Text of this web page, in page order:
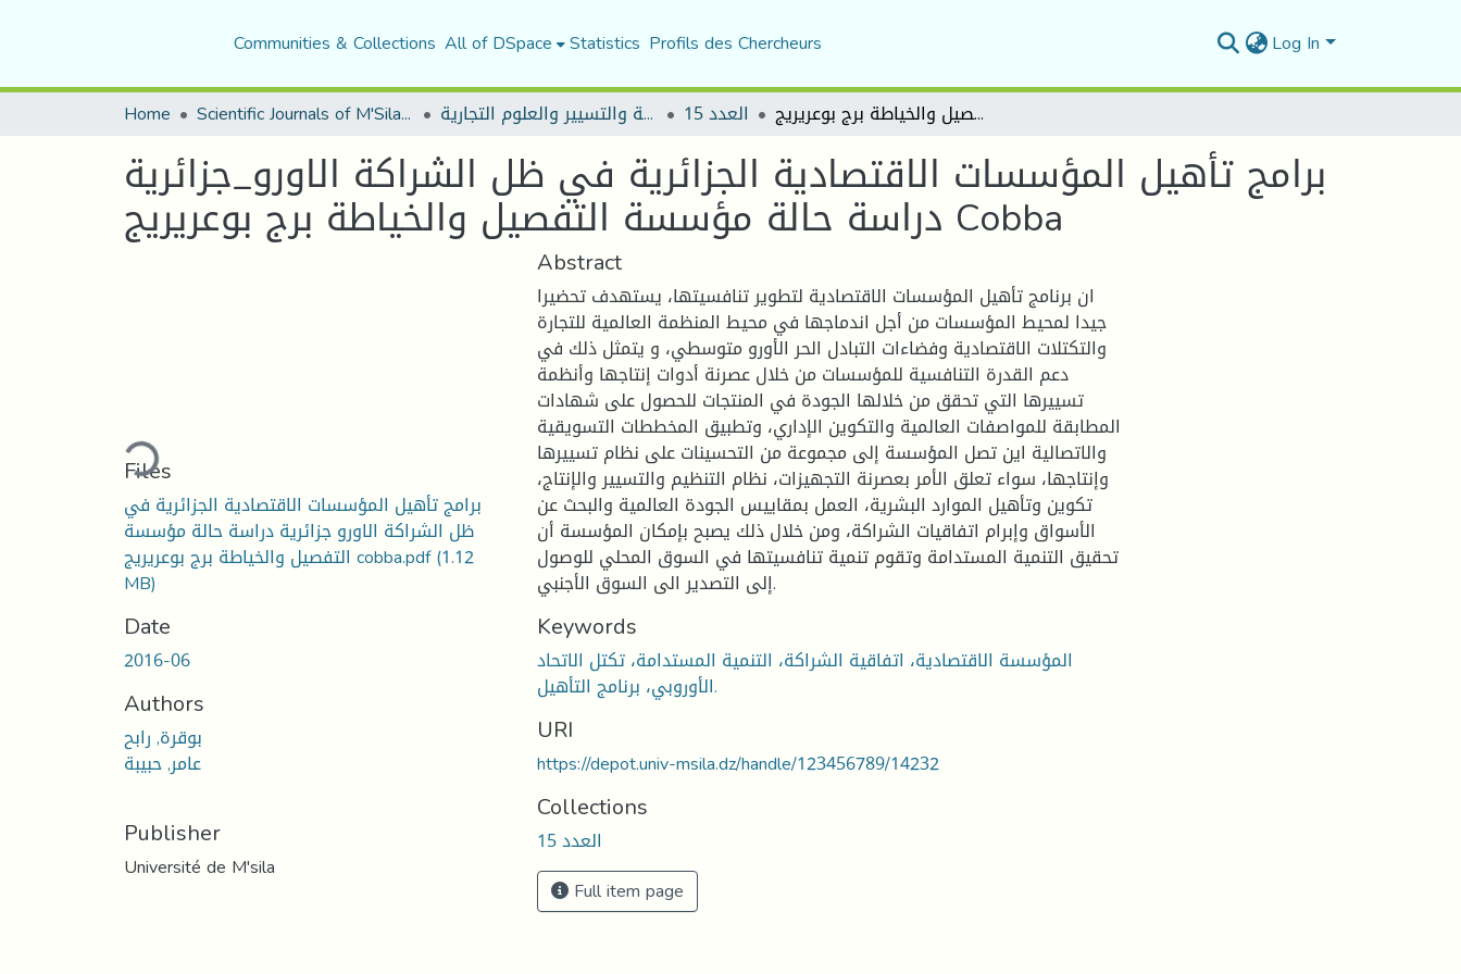
Communities & Collections All of DSpace Statistics Profils des Chercheurs Log In
Home Scientific Journals of M'Sila University مجلة العلوم الاقتصادية والتسيير والعلوم التجارية العدد 15 برامج تأهيل المؤسسات الاقتصادية الجزائرية في ظل الشراكة الاورو_جزائرية دراسة حالة مؤسسة التفصيل والخياطة برج بوعريريج Cobba
برامج تأهيل المؤسسات الاقتصادية الجزائرية في ظل الشراكة الاورو_جزائرية
دراسة حالة مؤسسة التفصيل والخياطة برج بوعريريج Cobba
Loading...
Files
برامج تأهيل المؤسسات الاقتصادية الجزائرية في
ظل الشراكة الاورو جزائرية دراسة حالة مؤسسة
التفصيل والخياطة برج بوعريريج cobba.pdf(1.12
MB)
Date
2016-06
Authors
بوقرة, رابح
عامر, حبيبة
Publisher
Université de M'sila
Abstract
ان برنامج تأهيل المؤسسات الاقتصادية لتطوير تنافسيتها، يستهدف تحضيرا
جيدا لمحيط المؤسسات من أجل اندماجها في محيط المنظمة العالمية للتجارة
والتكتلات الاقتصادية وفضاءات التبادل الحر الأورو متوسطي، و يتمثل ذلك في
دعم القدرة التنافسية للمؤسسات من خلال عصرنة أدوات إنتاجها وأنظمة
تسييرها التي تحقق من خلالها الجودة في المنتجات للحصول على شهادات
المطابقة للمواصفات العالمية والتكوين الإداري، وتطبيق المخططات التسويقية
والاتصالية اين تصل المؤسسة إلى مجموعة من التحسينات على نظام تسييرها
وإنتاجها، سواء تعلق الأمر بعصرنة التجهيزات، نظام التنظيم والتسيير والإنتاج،
تكوين وتأهيل الموارد البشرية، العمل بمقاييس الجودة العالمية والبحث عن
الأسواق وإبرام اتفاقيات الشراكة، ومن خلال ذلك يصبح بإمكان المؤسسة أن
تحقيق التنمية المستدامة وتقوم تنمية تنافسيتها في السوق المحلي للوصول
إلى التصدير الى السوق الأجنبي.
Keywords
المؤسسة الاقتصادية، اتفاقية الشراكة، التنمية المستدامة، تكتل الاتحاد
الأوروبي، برنامج التأهيل.
URI
https://depot.univ-msila.dz/handle/123456789/14232
Collections
العدد 15
Full item page